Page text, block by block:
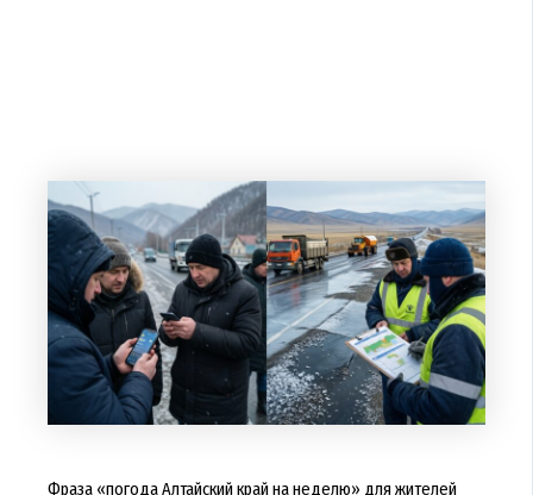
Фраза «погода Алтайский край на неделю» для жителей